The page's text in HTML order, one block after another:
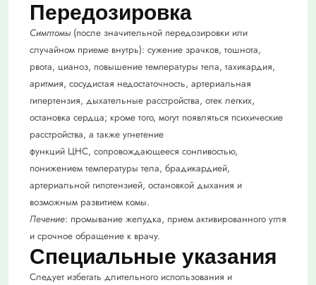
Передозировка
Симптомы (после значительной передозировки или
случайном приеме внутрь): сужение зрачков, тошнота,
рвота, цианоз, повышение температуры тела, тахикардия,
аритмия, сосудистая недостаточность, артериальная
гипертензия, дыхательные расстройства, отек легких,
остановка сердца; кроме того, могут появляться психические
расстройства, а также угнетение
функций ЦНС, сопровождающееся сонливостью,
понижением температуры тела, брадикардией,
артериальной гипотензией, остановкой дыхания и
возможным развитием комы.
Лечение: промывание желудка, прием активированного угля
и срочное обращение к врачу.
Специальные указания
Следует избегать длительного использования и